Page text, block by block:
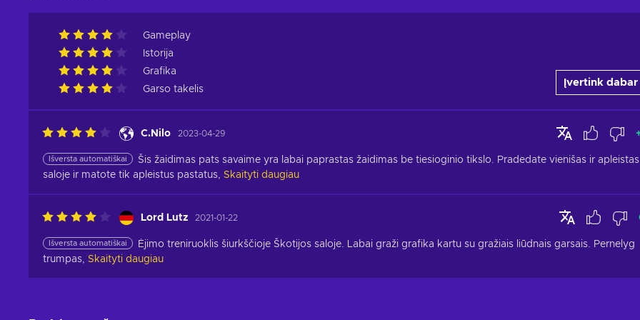
Gameplay
Istorija
Grafika
Garso takelis
Įvertink dabar
C.Nilo 2023-04-29
Išversta automatiškai
Šis žaidimas pats savaime yra labai paprastas žaidimas be tiesioginio tikslo. Pradedate vienišas ir apleistas
saloje ir matote tik apleistus pastatus, Skaityti daugiau
Lord Lutz 2021-01-22
Išversta automatiškai
Ėjimo treniruoklis šiurkščioje Škotijos saloje. Labai graži grafika kartu su gražiais liūdnais garsais. Pernelyg
trumpas, Skaityti daugiau